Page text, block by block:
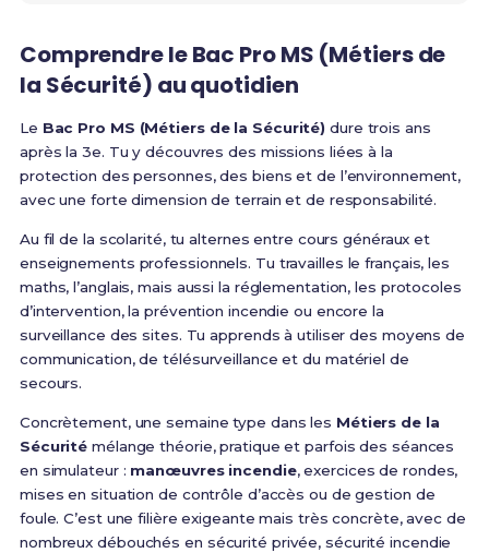
Comprendre le Bac Pro MS (Métiers de
la Sécurité) au quotidien
Le Bac Pro MS (Métiers de la Sécurité) dure trois ans
après la 3e. Tu y découvres des missions liées à la
protection des personnes, des biens et de l’environnement,
avec une forte dimension de terrain et de responsabilité.
Au fil de la scolarité, tu alternes entre cours généraux et
enseignements professionnels. Tu travailles le français, les
maths, l’anglais, mais aussi la réglementation, les protocoles
d’intervention, la prévention incendie ou encore la
surveillance des sites. Tu apprends à utiliser des moyens de
communication, de télésurveillance et du matériel de
secours.
Concrètement, une semaine type dans les Métiers de la
Sécurité mélange théorie, pratique et parfois des séances
en simulateur : manœuvres incendie, exercices de rondes,
mises en situation de contrôle d’accès ou de gestion de
foule. C’est une filière exigeante mais très concrète, avec de
nombreux débouchés en sécurité privée, sécurité incendie